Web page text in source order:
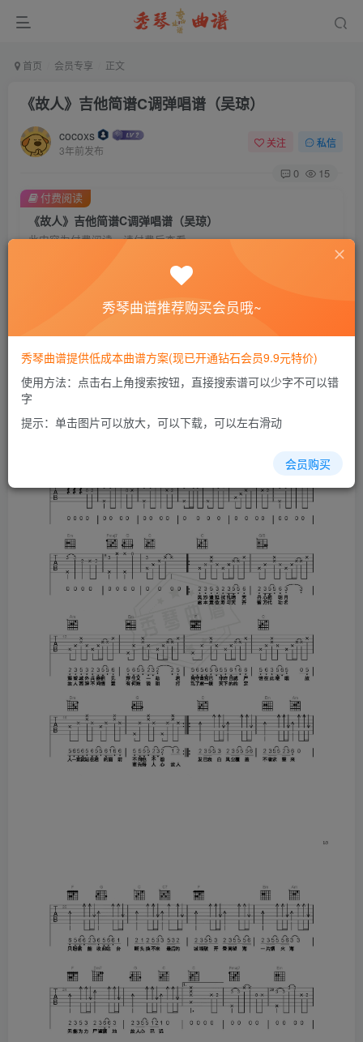
首页 会员专享 正文
《故人》吉他简谱C调弹唱谱（吴琼）
cocoxs
3年前发布
关注 私信
0 15
《故人》吉他简谱C调弹唱谱（吴琼）
此内容为付费阅读，请付费后查看
会员专属资源
黄金会员免费 钻石会员
开通会员
付费阅读
秀琴曲谱推荐购买会员哦~
秀琴曲谱提供低成本曲谱方案(现已开通钻石会员9.9元特价)
使用方法：点击右上角搜索按钮，直接搜索谱可以少字不可以错
字
提示：单击图片可以放大，可以下载，可以左右滑动
会员购买